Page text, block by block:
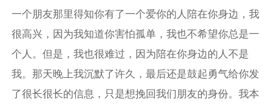
一个朋友那里得知你有了一个爱你的人陪在你身边，我
很高兴，因为我知道你害怕孤单，我也不希望你总是一
个人。但是，我也很难过，因为陪在你身边的人不是
我。那天晚上我沉默了许久，最后还是鼓起勇气给你发
了很长很长的信息，只是想挽回我们朋友的身份。我本